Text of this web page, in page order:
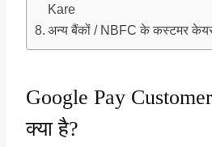
Kare
अन्य बैंकों / NBFC के कस्टमर
Google Pay
क्या है?